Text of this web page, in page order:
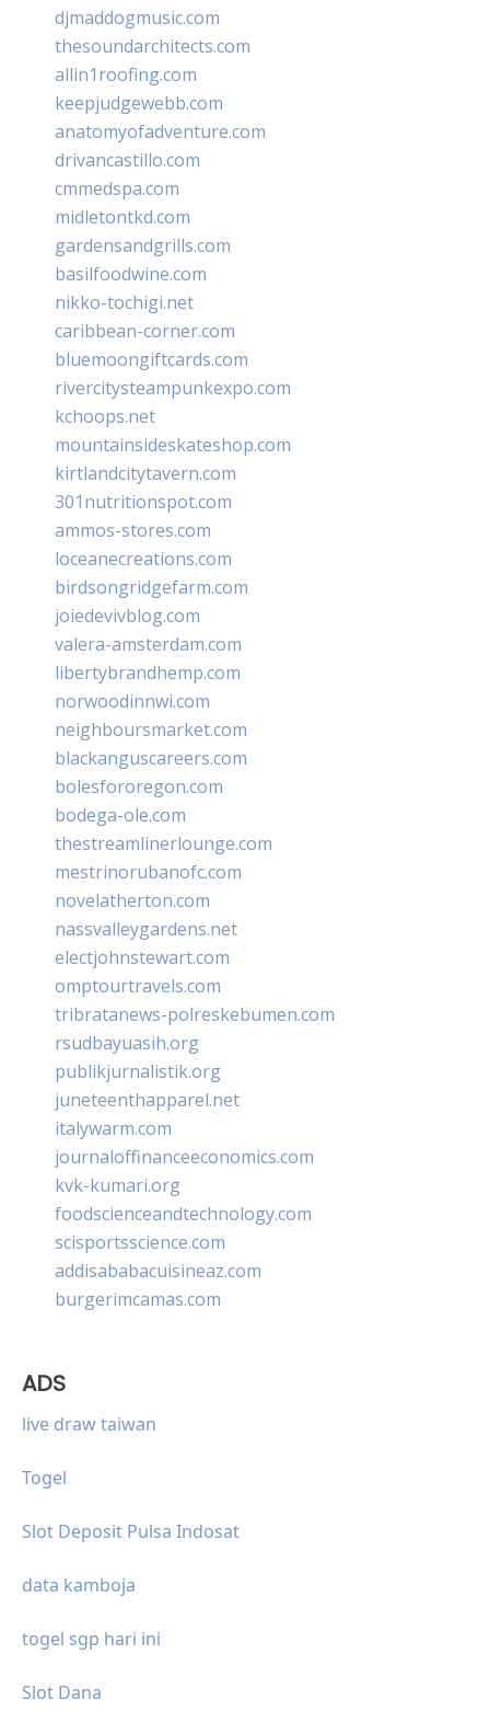
djmaddogmusic.com
thesoundarchitects.com
allin1roofing.com
keepjudgewebb.com
anatomyofadventure.com
drivancastillo.com
cmmedspa.com
midletontkd.com
gardensandgrills.com
basilfoodwine.com
nikko-tochigi.net
caribbean-corner.com
bluemoongiftcards.com
rivercitysteampunkexpo.com
kchoops.net
mountainsideskateshop.com
kirtlandcitytavern.com
301nutritionspot.com
ammos-stores.com
loceanecreations.com
birdsongridgefarm.com
joiedevivblog.com
valera-amsterdam.com
libertybrandhemp.com
norwoodinnwi.com
neighboursmarket.com
blackanguscareers.com
bolesfororegon.com
bodega-ole.com
thestreamlinerlounge.com
mestrinorubanofc.com
novelatherton.com
nassvalleygardens.net
electjohnstewart.com
omptourtravels.com
tribratanews-polreskebumen.com
rsudbayuasih.org
publikjurnalistik.org
juneteenthapparel.net
italywarm.com
journaloffinanceeconomics.com
kvk-kumari.org
foodscienceandtechnology.com
scisportsscience.com
addisababacuisineaz.com
burgerimcamas.com
ADS
live draw taiwan
Togel
Slot Deposit Pulsa Indosat
data kamboja
togel sgp hari ini
Slot Dana